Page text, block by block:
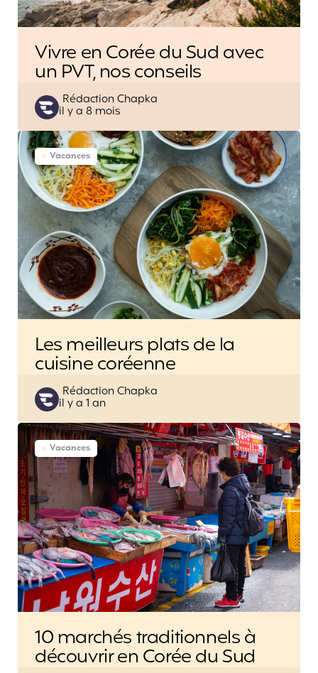
Vivre en Corée du Sud avec
un PVT, nos conseils
Posted
by
Rédaction Chapka
il y a 8 mois
Vacances
Les meilleurs plats de la
cuisine coréenne
Posted
by
Rédaction Chapka
il y a 1 an
Vacances
10 marchés traditionnels à
découvrir en Corée du Sud